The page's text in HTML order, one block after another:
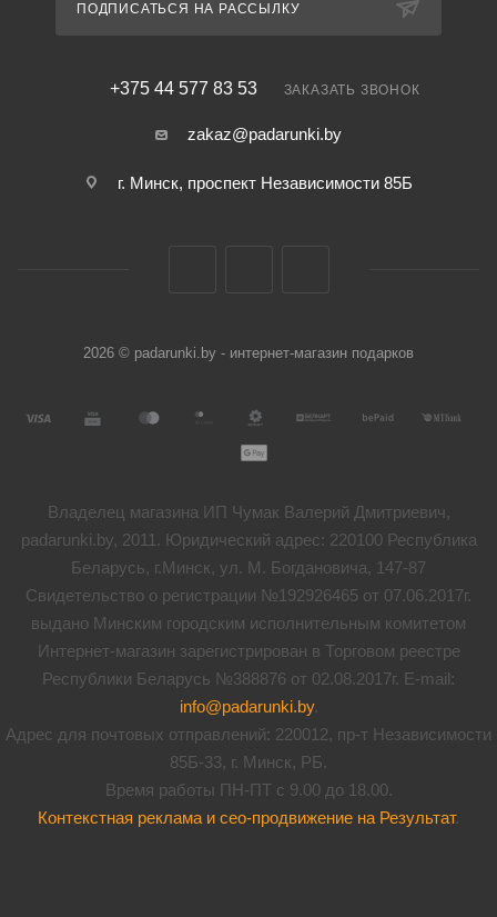
ПОДПИСАТЬСЯ НА РАССЫЛКУ
+375 44 577 83 53 ЗАКАЗАТЬ ЗВОНОК
zakaz@padarunki.by
г. Минск, проспект Независимости 85Б
2026 © padarunki.by - интернет-магазин подарков
Владелец магазина ИП Чумак Валерий Дмитриевич,
padarunki.by, 2011. Юридический адрес: 220100 Республика
Беларусь, г.Минск, ул. М. Богдановича, 147-87
Свидетельство о регистрации №192926465 от 07.06.2017г.
выдано Минским городским исполнительным комитетом
Интернет-магазин зарегистрирован в Торговом реестре
Республики Беларусь №388876 от 02.08.2017г. E-mail:
info@padarunki.by.
Адрес для почтовых отправлений: 220012, пр-т Независимости
85Б-33, г. Минск, РБ.
Время работы ПН-ПТ с 9.00 до 18.00.
Контекстная реклама и сео-продвижение на Результат.